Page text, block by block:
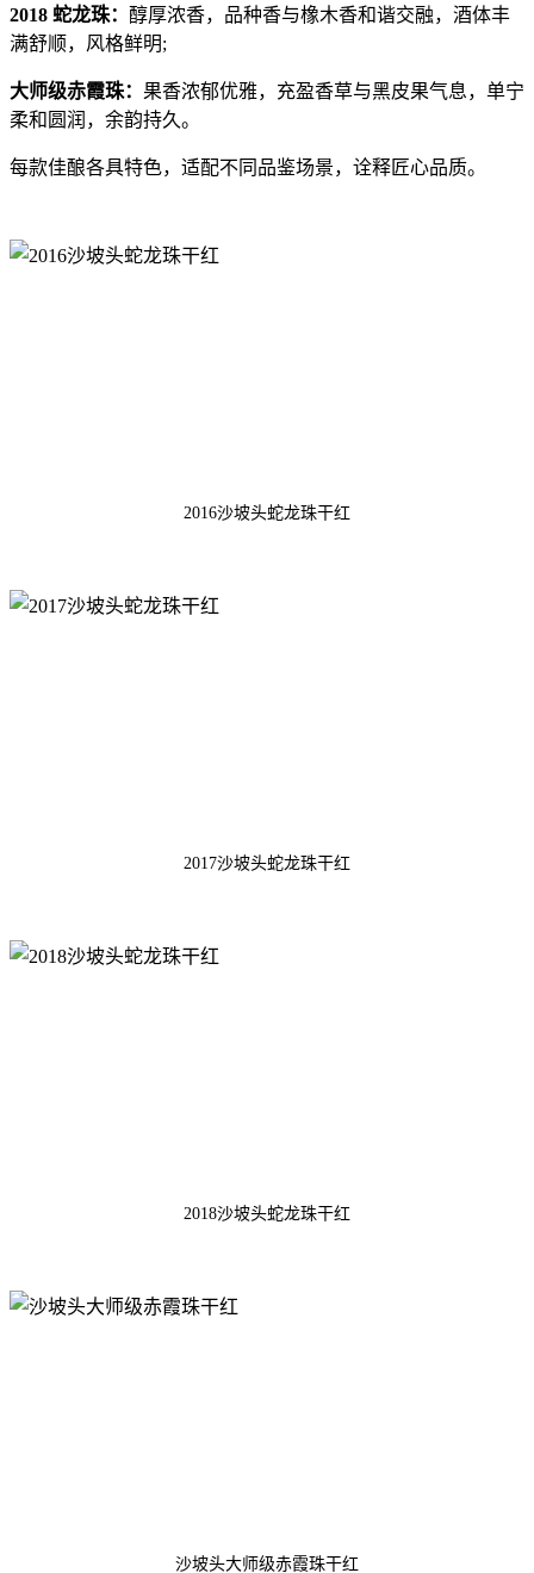
2018 蛇龙珠： 醇厚浓香，品种香与橡木香和谐交融，酒体丰
满舒顺，风格鲜明;
大师级赤霞珠： 果香浓郁优雅，充盈香草与黑皮果气息，单宁
柔和圆润，余韵持久。
每款佳酿各具特色，适配不同品鉴场景，诠释匠心品质。
2016沙坡头蛇龙珠干红
2017沙坡头蛇龙珠干红
2018沙坡头蛇龙珠干红
沙坡头大师级赤霞珠干红